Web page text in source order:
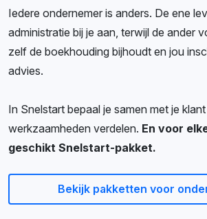
Iedere ondernemer is anders. De ene
administratie bij je aan, terwijl de ander
zelf de boekhouding bijhoudt en jou
advies.
In Snelstart bepaal je samen met je
werkzaamheden verdelen. En voor
geschikt Snelstart-pakket.
Bekijk pakketten voor